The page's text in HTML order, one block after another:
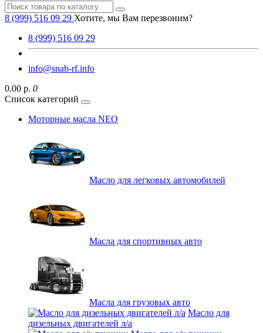
8 (999) 516 09 29 Хотите, мы Вам перезвоним?
8 (999) 516 09 29
info@snab-rf.info
0.00 р. 0
Список категорий
Моторные масла NEO
Масло для легковых автомобилей
Масла для спортивных авто
Масла для грузовых авто
Масло для
дизельных двигателей л/а